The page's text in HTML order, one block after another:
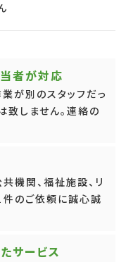
者が対応
が別のスタッフだっ
致しません。連絡の
機関、福祉施設、リ
件のご依頼に誠心誠
サービス